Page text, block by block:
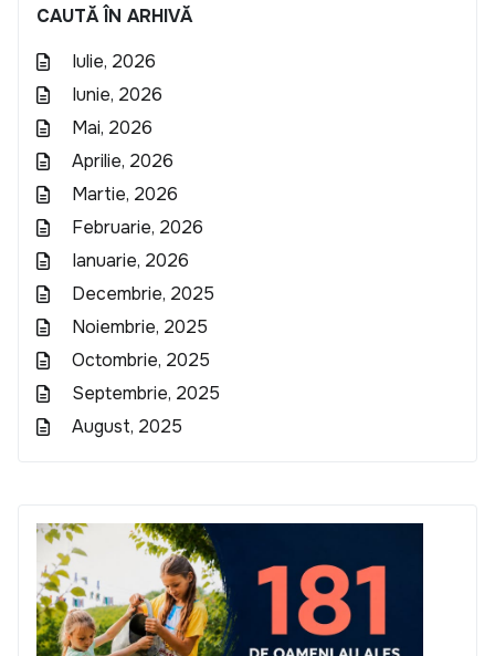
CAUTĂ ÎN ARHIVĂ
Iulie, 2026
Iunie, 2026
Mai, 2026
Aprilie, 2026
Martie, 2026
Februarie, 2026
Ianuarie, 2026
Decembrie, 2025
Noiembrie, 2025
Octombrie, 2025
Septembrie, 2025
August, 2025